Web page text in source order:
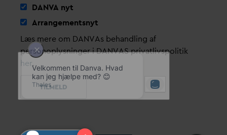
DANVA nyt
Arrangementsnyt
Læs mere om DANVAs behandling af
personoplysninger i DANVAS privatlivspolitik
her.